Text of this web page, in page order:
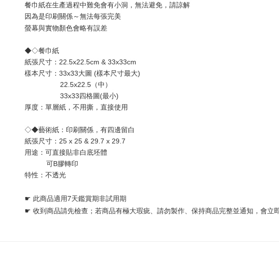
餐巾紙在生產過程中難免會有小洞，無法避免，請諒解
因為是印刷關係～無法每張完美
螢幕與實物顏色會略有誤差
◆◇餐巾紙
紙張尺寸：22.5x22.5cm & 33x33cm
樣本尺寸：33x33大圖 (樣本尺寸最大)
22.5x22.5（中）
33x33四格圖(最小)
厚度：單層紙 ，不用撕，直接使用
◇◆藝術紙：印刷關係，有四邊留白
紙張尺寸：25 x 25 & 29.7 x 29.7
用途：可直接貼非白底坯體
可B膠轉印
特性：不透光
☛ 此商品適用7天鑑賞期非試用期
☛ 收到商品請先檢查；若商品有極大瑕疵、請勿製作、保持商品完整並通知，會立